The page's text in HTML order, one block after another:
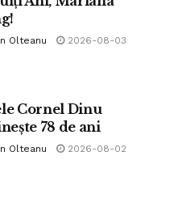
Olteanu 2026-08-03
Cornel Dinu
78 de ani
Olteanu 2026-08-02